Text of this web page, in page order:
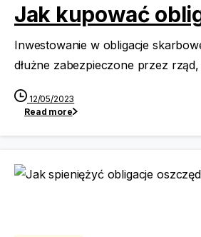
Jak kupować
Inwestowanie w obligacje
dłużne zabezpieczone przez
12/05/2023
Read more